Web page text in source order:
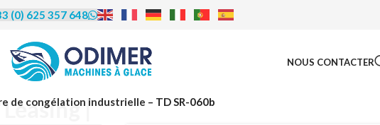
| Leasing |
(0) 625 357 648
NOUS CONTACTER
de congélation industrielle – TD SR-060b